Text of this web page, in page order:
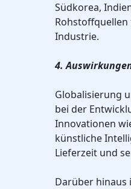
Südkorea,
Industrie.
4.
Globalisierung
bei der
Innovationen
künstliche
Lieferzeit und
Darüber hinaus